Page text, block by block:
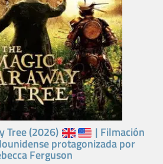
Tree (2026) | Filmación
protagonizada por
Ferguson